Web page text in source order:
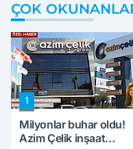
ÇOK
1
Milyonlar buhar oldu!
Azim Çelik inşaat